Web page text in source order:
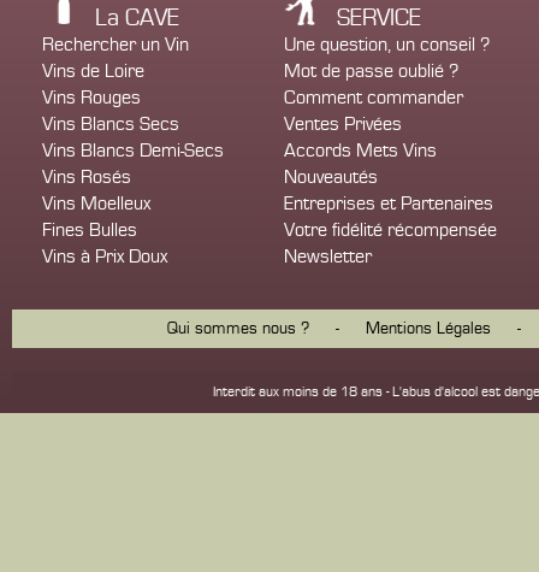
La CAVE
Rechercher un Vin
Vins de Loire
Vins Rouges
Vins Blancs Secs
Vins Blancs Demi-Secs
Vins Rosés
Vins Moelleux
Fines Bulles
Vins à Prix Doux
SERVICE
Une question, un conseil ?
Mot de passe oublié ?
Comment commander
Ventes Privées
Accords Mets Vins
Nouveautés
Entreprises et Partenaires
Votre fidélité récompensée
Newsletter
Qui sommes nous ? - Mentions Légales -
Interdit aux moins de 18 ans - L'abus d'alcool est